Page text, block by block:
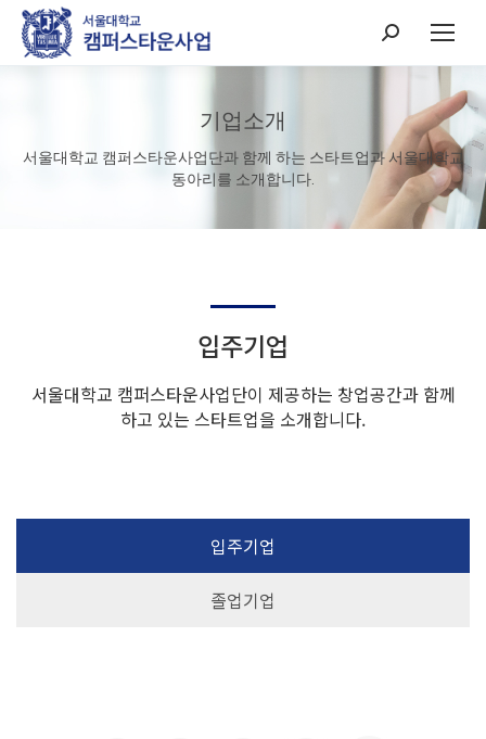
Search:
기업소개
서울대학교 캠퍼스타운사업단과 함께 하는 스타트업과 서울대학교
동아리를 소개합니다.
입주기업
서울대학교 캠퍼스타운사업단이 제공하는 창업공간과 함께
하고 있는 스타트업을 소개합니다.
입주기업
졸업기업